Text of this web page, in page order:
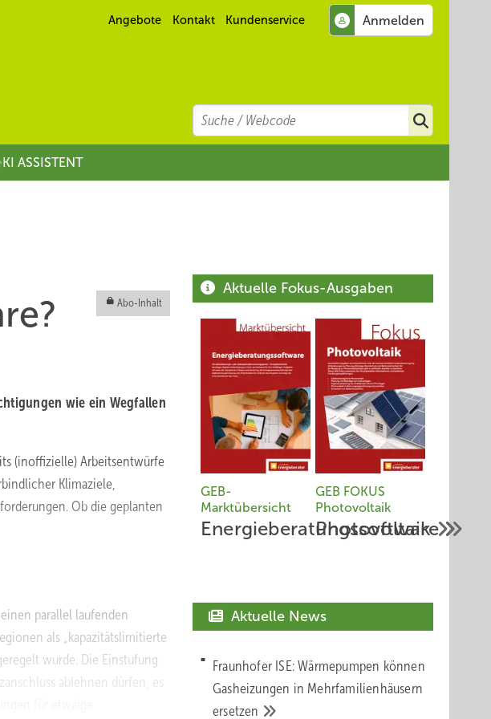
Angebote Kontakt Kundenservice
Search
Suchen
ASSISTENT
Abo-Inhalt
wie ein Wegfallen
(inoffizielle) Arbeitsentwürfe
Klimaziele,
Ob die geplanten
parallel laufenden
als „kapazitätslimitierte
wurde. Die Einstufung
ablehnen dürfen, es
Aktuelle Fokus-Ausgaben
GEB-
Marktübersicht
Energieberatungssoftware
GEB FOKUS
Photovoltaik
Photovoltaik
Aktuelle News
Fraunhofer ISE: Wärmepumpen können
Gasheizungen in Mehrfamilienhäusern
ersetzen